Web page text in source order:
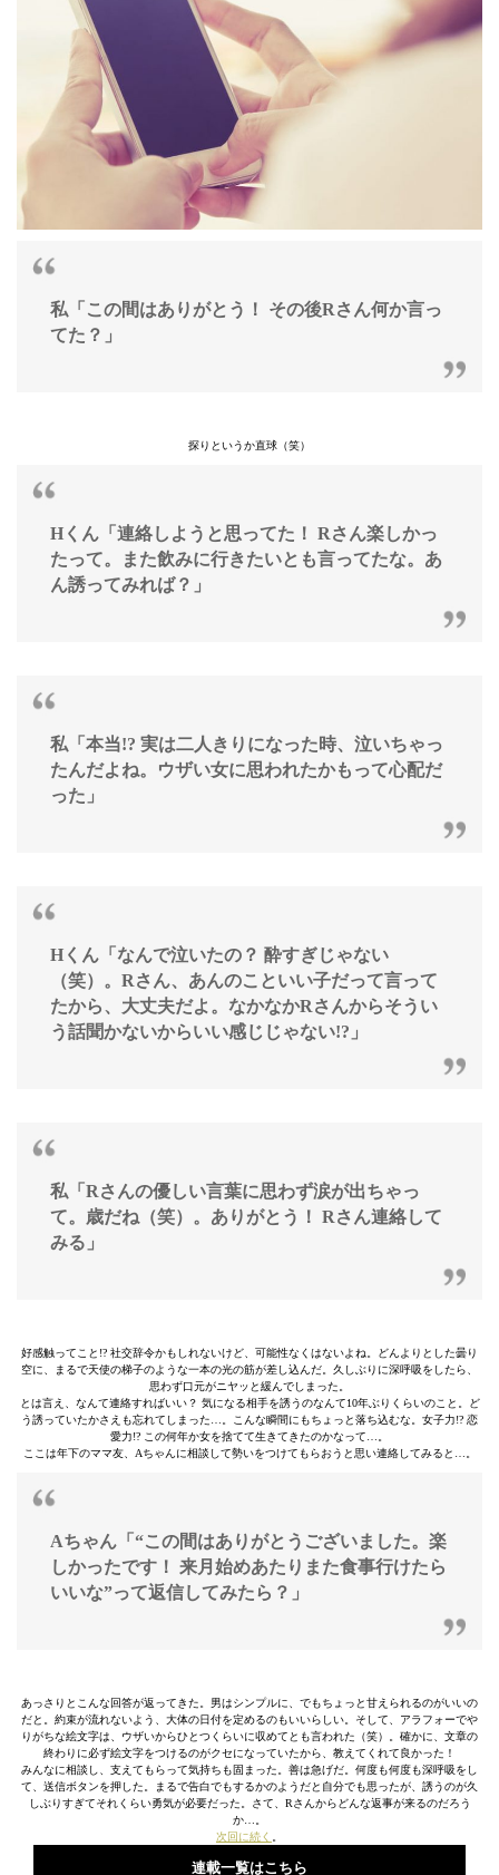
私「この間はありがとう！ その後Rさん何か言っ
てた？」
探りというか直球（笑）
Hくん「連絡しようと思ってた！ Rさん楽しかっ
たって。また飲みに行きたいとも言ってたな。あ
ん誘ってみれば？」
私「本当!? 実は二人きりになった時、泣いちゃっ
たんだよね。ウザい女に思われたかもって心配だ
った」
Hくん「なんで泣いたの？ 酔すぎじゃない
（笑）。Rさん、あんのこといい子だって言って
たから、大丈夫だよ。なかなかRさんからそうい
う話聞かないからいい感じじゃない!?」
私「Rさんの優しい言葉に思わず涙が出ちゃっ
て。歳だね（笑）。ありがとう！ Rさん連絡して
みる」
好感触ってこと!? 社交辞令かもしれないけど、可能性なくはないよね。どんよりとした曇り
空に、まるで天使の梯子のような一本の光の筋が差し込んだ。久しぶりに深呼吸をしたら、
思わず口元がニヤッと緩んでしまった。
とは言え、なんて連絡すればいい？ 気になる相手を誘うのなんて10年ぶりくらいのこと。ど
う誘っていたかさえも忘れてしまった…。こんな瞬間にもちょっと落ち込むな。女子力!? 恋
愛力!? この何年か女を捨てて生きてきたのかなって…。
ここは年下のママ友、Aちゃんに相談して勢いをつけてもらおうと思い連絡してみると…。
Aちゃん「“この間はありがとうございました。楽
しかったです！ 来月始めあたりまた食事行けたら
いいな”って返信してみたら？ 」
あっさりとこんな回答が返ってきた。男はシンプルに、でもちょっと甘えられるのがいいの
だと。約束が流れないよう、大体の日付を定めるのもいいらしい。そして、アラフォーでや
りがちな絵文字は、ウザいからひとつくらいに収めてとも言われた（笑）。確かに、文章の
終わりに必ず絵文字をつけるのがクセになっていたから、教えてくれて良かった！
みんなに相談し、支えてもらって気持ちも固まった。善は急げだ。何度も何度も深呼吸をし
て、送信ボタンを押した。まるで告白でもするかのようだと自分でも思ったが、誘うのが久
しぶりすぎてそれくらい勇気が必要だった。さて、Rさんからどんな返事が来るのだろう
か…。
次回に続く 。
連載一覧はこちら